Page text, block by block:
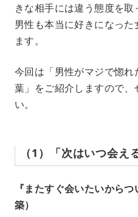
きな相手には違う態度を取
男性も本当に好きになっ
ます。
今回は「男性がマジで惚
葉」をご紹介しますので
い。
（1）「次はいつ会え
『またすぐ会いたいから
築）